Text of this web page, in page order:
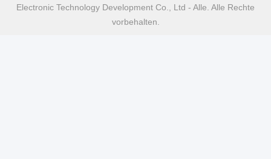
Electronic Technology Development Co., Ltd - Alle. Alle Rechte
vorbehalten.